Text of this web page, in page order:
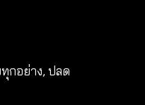
กอย่าง, ปลด